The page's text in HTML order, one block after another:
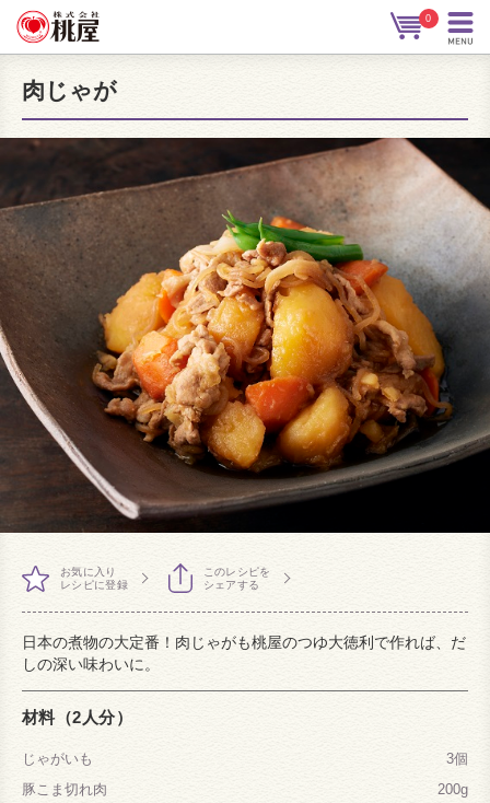
0
肉じゃが
お気に入り
レシピに登録
このレシピを
シェアする
日本の煮物の大定番！肉じゃがも桃屋のつゆ大徳利で作れば、だ
しの深い味わいに。
材料（2人分）
じゃがいも
3個
豚こま切れ肉
200g